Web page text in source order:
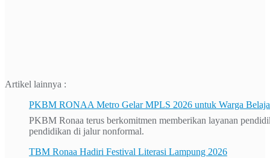
Artikel lainnya :
PKBM RONAA Metro Gelar MPLS 2026 untuk Warga
PKBM Ronaa terus berkomitmen memberikan layanan
pendidikan di jalur nonformal.
TBM Ronaa Hadiri Festival Literasi Lampung 2026